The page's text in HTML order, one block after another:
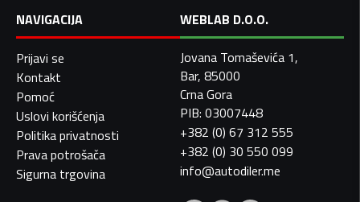
NAVIGACIJA
Prijavi se
Kontakt
Pomoć
Uslovi korišćenja
Politika privatnosti
Prava potrošača
Sigurna trgovina
WEBLAB D.O.O.
Jovana Tomaševića 1,
Bar, 85000
Crna Gora
PIB: 03007448
+382 (0) 67 312 555
+382 (0) 30 550 099
info@autodiler.me